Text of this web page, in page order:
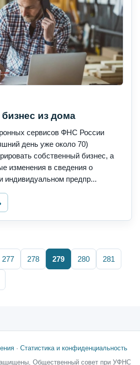
из дома
сервисов ФНС России
день уже около 70)
собственный бизнес, а
изменения в сведения о
индивидуальном предпр...
277 278 279 280 281
· Статистика и конфиденциальность
Общественный совет при УФНС